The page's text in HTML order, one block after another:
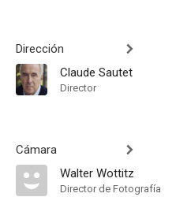
Dirección
Claude Sautet
Director
Cámara
Walter Wottitz
Director de Fotografía